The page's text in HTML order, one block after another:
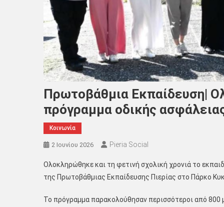
Πρωτοβάθμια Εκπαίδευση|
πρόγραμμα οδικής
Κοινωνία
2 Ιουνίου 2026 Pieria Social
Ολοκληρώθηκε και τη φετινή σχολική χρονιά το
της Πρωτοβάθμιας Εκπαίδευσης Πιερίας στο Πάρκο
Το πρόγραμμα παρακολούθησαν περισσότεροι από 800